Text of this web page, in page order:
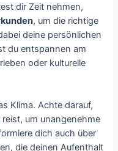
dir Zeit nehmen,
, um die richtige
deine persönlichen
du entspannen am
oder kulturelle
Klima. Achte darauf,
um unangenehme
dich auch über
die deinen Aufenthalt